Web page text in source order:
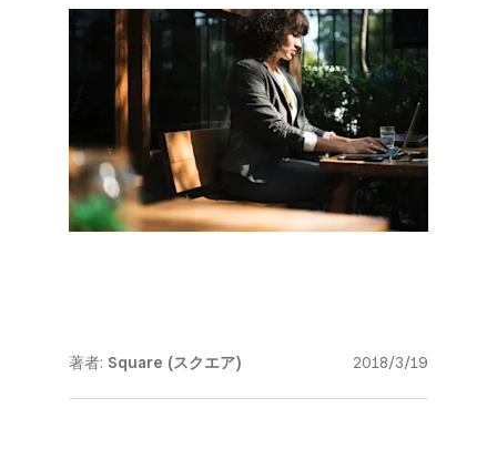
著者: Square (スクエア) 2018/3/19